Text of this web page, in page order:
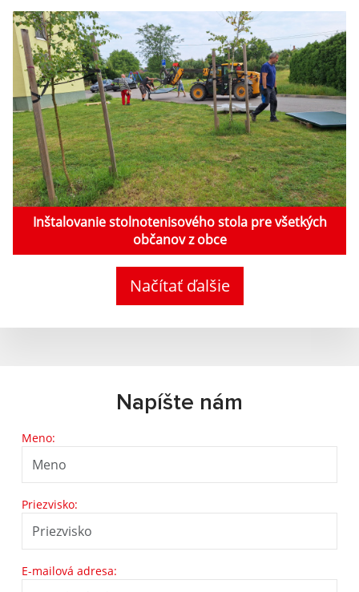
Inštalovanie stolnotenisového stola pre všetkých
občanov z obce
Načítať ďalšie
Napíšte nám
Meno:
Priezvisko:
E-mailová adresa: